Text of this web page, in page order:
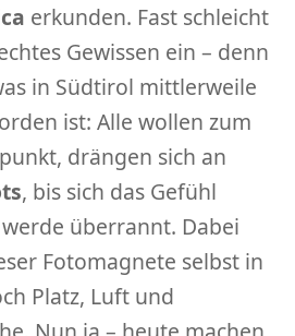
erkunden. Fast schleicht
Gewissen ein – denn
in Südtirol mittlerweile
ist: Alle wollen zum
drängen sich an
, bis sich das Gefühl
überrannt. Dabei
Fotomagnete selbst in
Platz, Luft und